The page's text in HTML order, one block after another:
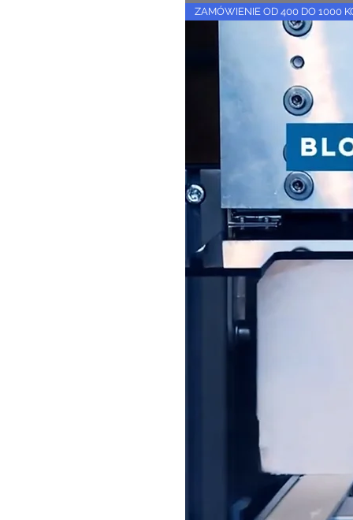
ZAMÓWIENIE OD 400 DO 1000